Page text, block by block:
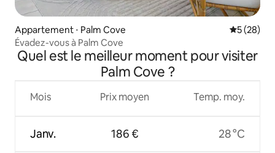
Appartement ⋅ Palm Cove
5 (28)
Évadez-vous à Palm Cove
Quel est le meilleur moment pour visiter
Palm Cove ?
Mois
Janv.
Prix moyen
186 €
Temp. moy.
28 °C